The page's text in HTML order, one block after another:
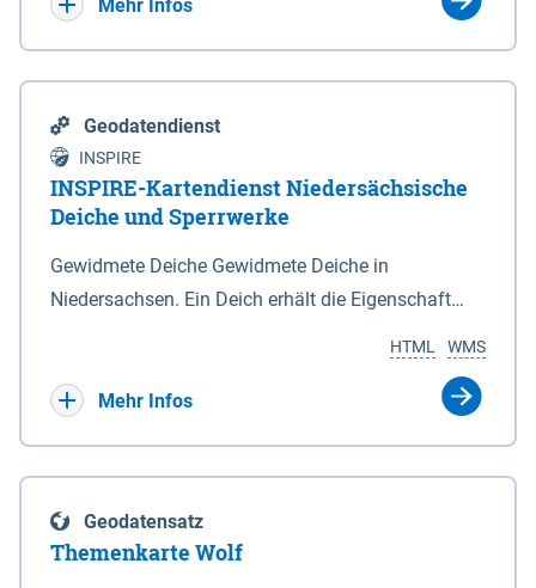
Mehr Infos
Geodatendienst
INSPIRE
INSPIRE-Kartendienst Niedersächsische
Deiche und Sperrwerke
Gewidmete Deiche Gewidmete Deiche in
Niedersachsen. Ein Deich erhält die Eigenschaft
Deichbehörde durch Verordnung ausspricht. Für
enthalten. Sperrwerke Sperrwerke sind Bauwerke
mit Sperrvorrichtungen in Tidegewässern, die dem
WMS
HTML
Mehr Infos
Geodatensatz
Themenkarte Wolf